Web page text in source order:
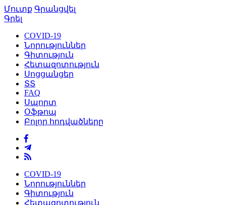
Մուտք Գրանցվել
Գրել
COVID-19
Նորություններ
Գիտություն
Հետազոտություն
Սոցցանցեր
ՏՏ
FAQ
Սպորտ
Օֆթոպ
Բոլոր հոդվածները
COVID-19
Նորություններ
Գիտություն
Հետազոտություն